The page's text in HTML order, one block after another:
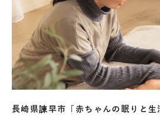
長崎県諫早市「赤ちゃんの眠りと